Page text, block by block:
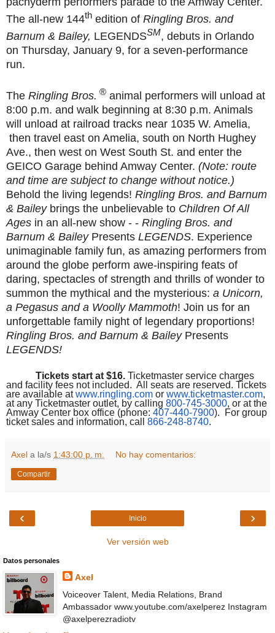
The all-new 144th edition of Ringling Bros. and
Barnum & Bailey, LEGENDSSM, debuts in Orlando
on Thursday, January 9, for a seven-performance
run.
The Ringling Bros. ® animal performers will unload at
8:00 p.m. and walk beginning at 8:30 p.m. Animals
will unload at railroad tracks near 1035 W. Amelia,
then travel east on Amelia, south on North Hughey
Ave., then west on West South St. and enter the
GEICO Garage behind Amway Center. (Note: route
and time are subject to change without notice.)
Behold the living legends! Ringling Bros. and Barnum
& Baileybrings the unbelievable to Children Of All
Ages in an all-new show - - Ringling Bros. and
Barnum & Bailey Presents LEGENDS. Experience
unimaginable family fun, as amazing performers from
around the globe perform awe-inspiring feats of
daring, spectacles of strength and thrills of wonder to
summon the mythical and the mysterious: a Unicorn,
a Pegasus and a Woolly Mammoth! Join us for an
unforgettable family night of legendary proportions!
Ringling Bros. and Barnum & Bailey Presents
LEGENDS!
Tickets start at $16. Ticketmaster service charges
and facility fees not included. All seats are reserved. Tickets
are available atwww.ringling.com or www.ticketmaster.com,
at any Ticketmaster outlet, by calling 800-745-3000, or at the
Amway Center box office (phone: 407-440-7900). For group
ticket sales and information, call 866-248-8740.
Axel a la/s 1:43:00 p. m. No hay comentarios:
Compartir
‹ ›
Inicio
Ver versión web
Datos personales
Axel
Voiceover Talent, Media Relations, Brand
Ambassador www.youtube.com/axelperez Instagram
@axelperezradiotv